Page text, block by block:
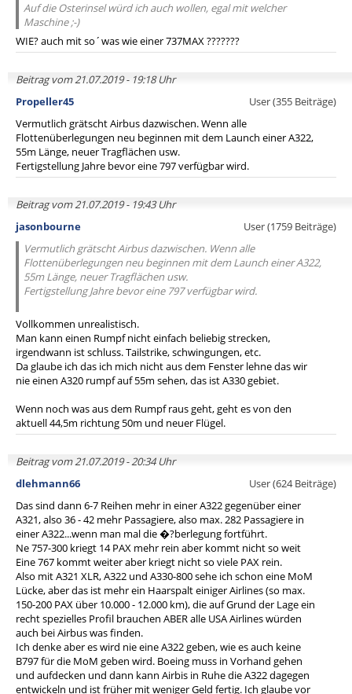
Auf die Osterinsel würd ich auch wollen, egal mit welcher
Maschine ;-)
WIE? auch mit so´was wie einer 737MAX ???????
Beitrag vom 21.07.2019 - 19:18 Uhr
Propeller45
User (355 Beiträge)
Vermutlich grätscht Airbus dazwischen. Wenn alle
Flottenüberlegungen neu beginnen mit dem Launch einer A322,
55m Länge, neuer Tragflächen usw.
Fertigstellung Jahre bevor eine 797 verfügbar wird.
Beitrag vom 21.07.2019 - 19:43 Uhr
jasonbourne
User (1759 Beiträge)
Vermutlich grätscht Airbus dazwischen. Wenn alle
Flottenüberlegungen neu beginnen mit dem Launch einer A322,
55m Länge, neuer Tragflächen usw.
Fertigstellung Jahre bevor eine 797 verfügbar wird.
Vollkommen unrealistisch.
Man kann einen Rumpf nicht einfach beliebig strecken,
irgendwann ist schluss. Tailstrike, schwingungen, etc.
Da glaube ich das ich mich nicht aus dem Fenster lehne das wir
nie einen A320 rumpf auf 55m sehen, das ist A330 gebiet.
Wenn noch was aus dem Rumpf raus geht, geht es von den
aktuell 44,5m richtung 50m und neuer Flügel.
Beitrag vom 21.07.2019 - 20:34 Uhr
dlehmann66
User (624 Beiträge)
Das sind dann 6-7 Reihen mehr in einer A322 gegenüber einer
A321, also 36 - 42 mehr Passagiere, also max. 282 Passagiere in
einer A322...wenn man mal die �?berlegung fortführt.
Ne 757-300 kriegt 14 PAX mehr rein aber kommt nicht so weit
Eine 767 kommt weiter aber kriegt nicht so viele PAX rein.
Also mit A321 XLR, A322 und A330-800 sehe ich schon eine MoM
Lücke, aber das ist mehr ein Haarspalt einiger Airlines (so max.
150-200 PAX über 10.000 - 12.000 km), die auf Grund der Lage ein
recht spezielles Profil brauchen ABER alle USA Airlines würden
auch bei Airbus was finden.
Ich denke aber es wird nie eine A322 geben, wie es auch keine
B797 für die MoM geben wird. Boeing muss in Vorhand gehen
und aufdecken und dann kann Airbis in Ruhe die A322 dagegen
entwickeln und ist früher mit weniger Geld fertig. Ich glaube vor